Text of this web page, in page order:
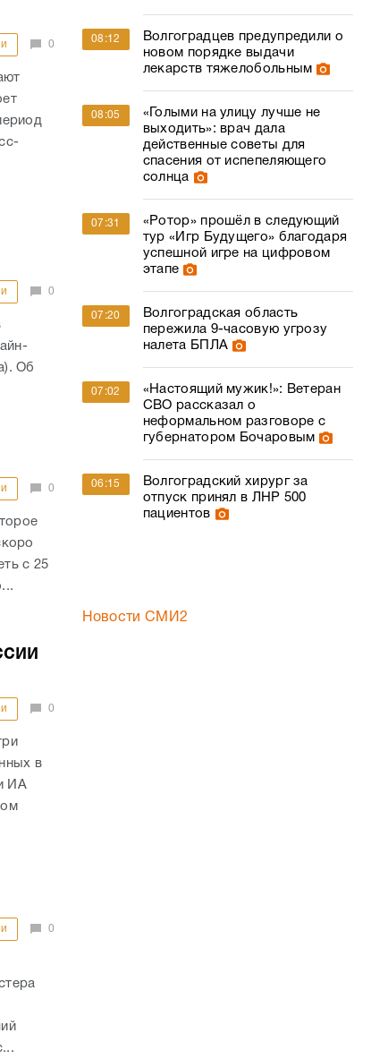
0
0
Об
0
с 25
0
в
ИА
0
08:12
Волгоградцев предупредили о
новом порядке выдачи
лекарств тяжелобольным
08:05
«Голыми на улицу лучше не
выходить»: врач дала
действенные советы для
спасения от испепеляющего
солнца
07:31
«Ротор» прошёл в следующий
тур «Игр Будущего» благодаря
успешной игре на цифровом
этапе
07:20
Волгоградская область
пережила 9-часовую угрозу
налета БПЛА
07:02
«Настоящий мужик!»: Ветеран
СВО рассказал о
неформальном разговоре с
губернатором Бочаровым
06:15
Волгоградский хирург за
отпуск принял в ЛНР 500
пациентов
Новости СМИ2